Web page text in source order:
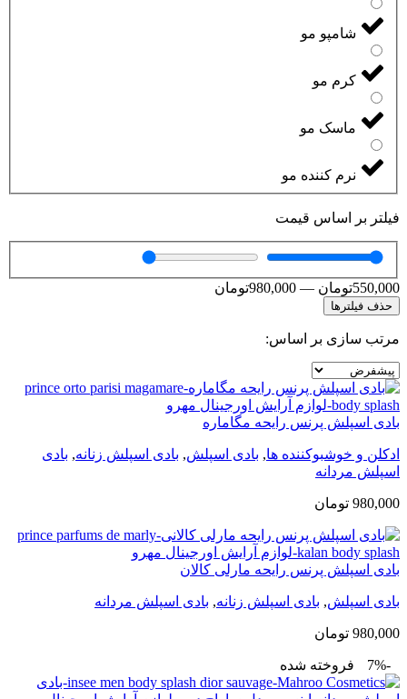
شامپو مو
کرم مو
ماسک مو
نرم کننده مو
فیلتر بر اساس قیمت
550,000تومان —
980,000تومان
حذف فیلترها
مرتب سازی بر اساس:
بادی اسپلش پرنس رایحه مگاماره
ادکلن و خوشبوکننده ها, بادی اسپلش, بادی اسپلش زنانه, بادی
اسپلش مردانه
980,000 تومان
بادی اسپلش پرنس رایحه مارلی کالان
بادی اسپلش, بادی اسپلش زنانه, بادی اسپلش مردانه
980,000 تومان
-7% فروخته شده